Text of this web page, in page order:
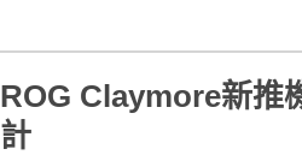
ROG Claymore新推
計